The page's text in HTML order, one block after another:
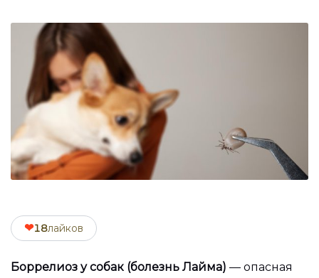
❤18лайков
Боррелиоз у собак (болезнь Лайма) — опасная